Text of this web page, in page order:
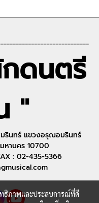
กดนตรี
"
รินทร์ แขวงอรุณอมรินทร์
หานคร 10700
: 02-435-5366
ทธิภาพและประสบการณ์ที่ดี